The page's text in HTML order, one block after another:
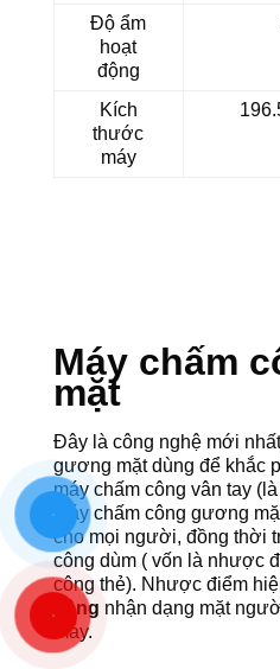
Độ ẩm
hoạt
động
Kích
thước
máy
Máy chấm
mặt
Đây là công nghệ mới
gương mặt dùng để khắc
máy chấm công vân tay
Máy chấm công gương
cho mọi người, đồng thời
công dùm ( vốn là nhược
công thẻ). Nhược điểm
công nhận dạng mặt
máy.